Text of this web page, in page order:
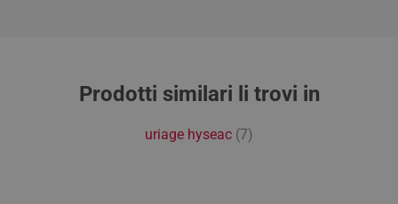
Prodotti similari li trovi in
uriage hyseac (7)